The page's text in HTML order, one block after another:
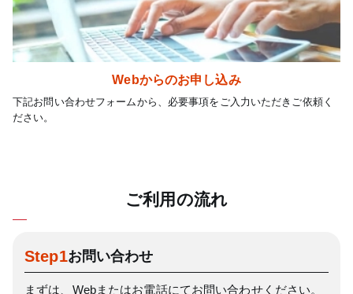
Webからのお申し込み
下記お問い合わせフォームから、必要事項をご入力いただきご依頼く
ださい。
ご利用の流れ
Step1お問い合わせ
まずは、Webまたはお電話にてお問い合わせください。